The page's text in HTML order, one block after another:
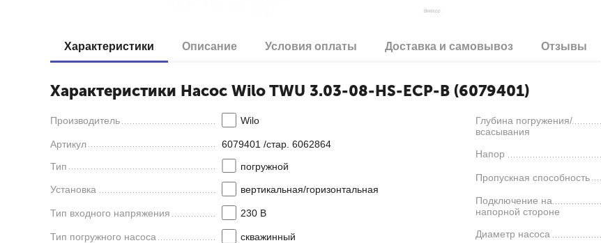
Характеристики Описание Условия оплаты Доставка и самовывоз Отзывы
Характеристики Насос Wilo TWU 3.03-08-HS-ECP-B (6079401)
Производитель Wilo
Артикул
6079401 /стар. 6062864
Тип
погружной
Установка вертикальная/горизонтальная
Тип входного напряжения 230 В
Тип погружного насоса скважинный
Глубина погружения/
всасывания
Напор
Пропускная способность
Подключение на
напорной стороне
Диаметр насоса